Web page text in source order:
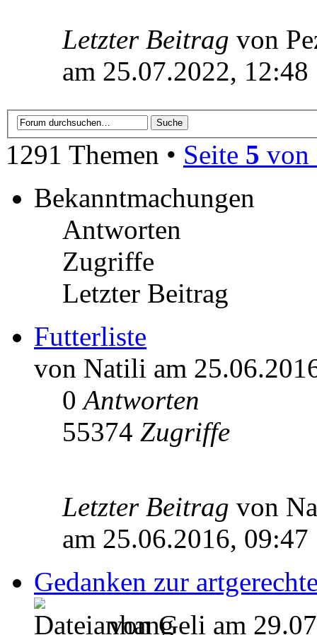
Letzter Beitrag von
am 25.07.2022, 12:48
1291 Themen • Seite 5 von
Bekanntmachungen
Antworten
Zugriffe
Letzter Beitrag
Futterliste
von Natili am
0Antworten
55374 Zugriffe
Letzter Beitrag von
am 25.06.2016, 09:47
Gedanken zur
von Geli am